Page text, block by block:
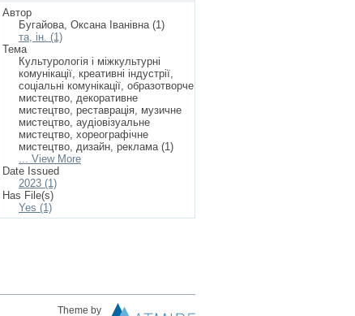
Автор
Бугайова, Оксана Іванівна (1)
та, ін. (1)
Тема
Культурологія і міжкультурні
комунікації, креативні індустрії,
соціальні комунікації, образотворче
мистецтво, декоративне
мистецтво, реставрація, музичне
мистецтво, аудіовізуальне
мистецтво, хореографічне
мистецтво, дизайн, реклама (1)
... View More
Date Issued
2023 (1)
Has File(s)
Yes (1)
Theme by